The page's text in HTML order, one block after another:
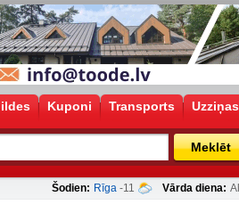
Kuponi Transports
Meklēt
Šodien: Rīga -11 Vārda diena: